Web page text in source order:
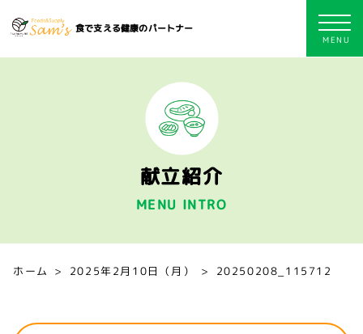
食で支える健康のパートナー
献立紹介
MENU INTRO
ホーム 2025年2月10日（月） 20250208_115712